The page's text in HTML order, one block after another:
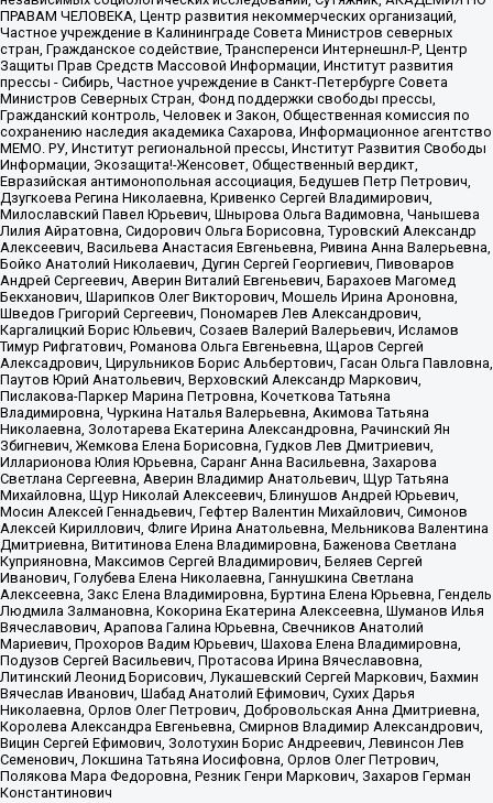
ПРАВАМ ЧЕЛОВЕКА, Центр развития некоммерческих организаций,
Частное учреждение в Калининграде Совета Министров северных
стран, Гражданское содействие, Трансперенси Интернешнл-Р, Центр
Защиты Прав Средств Массовой Информации, Институт развития
прессы - Сибирь, Частное учреждение в Санкт-Петербурге Совета
Министров Северных Стран, Фонд поддержки свободы прессы,
Гражданский контроль, Человек и Закон, Общественная комиссия по
сохранению наследия академика Сахарова, Информационное агентство
МЕМО. РУ, Институт региональной прессы, Институт Развития Свободы
Информации, Экозащита!-Женсовет, Общественный вердикт,
Евразийская антимонопольная ассоциация, Бедушев Петр Петрович,
Дзугкоева Регина Николаевна, Кривенко Сергей Владимирович,
Милославский Павел Юрьевич, Шнырова Ольга Вадимовна, Чанышева
Лилия Айратовна, Сидорович Ольга Борисовна, Туровский Александр
Алексеевич, Васильева Анастасия Евгеньевна, Ривина Анна Валерьевна,
Бойко Анатолий Николаевич, Дугин Сергей Георгиевич, Пивоваров
Андрей Сергеевич, Аверин Виталий Евгеньевич, Барахоев Магомед
Бекханович, Шарипков Олег Викторович, Мошель Ирина Ароновна,
Шведов Григорий Сергеевич, Пономарев Лев Александрович,
Каргалицкий Борис Юльевич, Созаев Валерий Валерьевич, Исламов
Тимур Рифгатович, Романова Ольга Евгеньевна, Щаров Сергей
Алексадрович, Цирульников Борис Альбертович, Гасан Ольга Павловна,
Паутов Юрий Анатольевич, Верховский Александр Маркович,
Пислакова-Паркер Марина Петровна, Кочеткова Татьяна
Владимировна, Чуркина Наталья Валерьевна, Акимова Татьяна
Николаевна, Золотарева Екатерина Александровна, Рачинский Ян
Збигневич, Жемкова Елена Борисовна, Гудков Лев Дмитриевич,
Илларионова Юлия Юрьевна, Саранг Анна Васильевна, Захарова
Светлана Сергеевна, Аверин Владимир Анатольевич, Щур Татьяна
Михайловна, Щур Николай Алексеевич, Блинушов Андрей Юрьевич,
Мосин Алексей Геннадьевич, Гефтер Валентин Михайлович, Симонов
Алексей Кириллович, Флиге Ирина Анатольевна, Мельникова Валентина
Дмитриевна, Вититинова Елена Владимировна, Баженова Светлана
Куприяновна, Максимов Сергей Владимирович, Беляев Сергей
Иванович, Голубева Елена Николаевна, Ганнушкина Светлана
Алексеевна, Закс Елена Владимировна, Буртина Елена Юрьевна, Гендель
Людмила Залмановна, Кокорина Екатерина Алексеевна, Шуманов Илья
Вячеславович, Арапова Галина Юрьевна, Свечников Анатолий
Мариевич, Прохоров Вадим Юрьевич, Шахова Елена Владимировна,
Подузов Сергей Васильевич, Протасова Ирина Вячеславовна,
Литинский Леонид Борисович, Лукашевский Сергей Маркович, Бахмин
Вячеслав Иванович, Шабад Анатолий Ефимович, Сухих Дарья
Николаевна, Орлов Олег Петрович, Добровольская Анна Дмитриевна,
Королева Александра Евгеньевна, Смирнов Владимир Александрович,
Вицин Сергей Ефимович, Золотухин Борис Андреевич, Левинсон Лев
Семенович, Локшина Татьяна Иосифовна, Орлов Олег Петрович,
Полякова Мара Федоровна, Резник Генри Маркович, Захаров Герман
Константинович